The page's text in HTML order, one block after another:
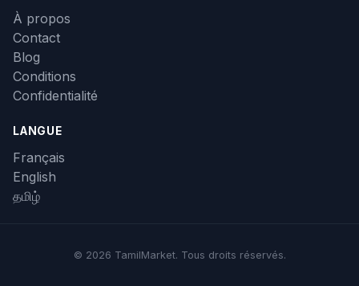
À propos
Contact
Blog
Conditions
Confidentialité
LANGUE
Français
English
தமிழ்
© 2026 TamilMarket. Tous droits réservés.